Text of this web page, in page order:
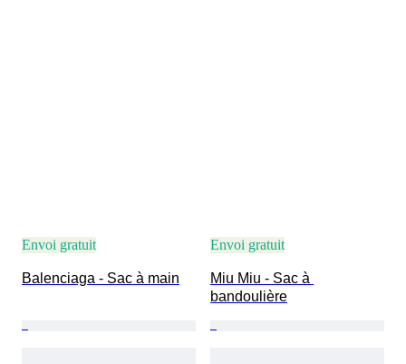
Envoi gratuit
Balenciaga - Sac à main
Envoi gratuit
Miu Miu - Sac à
bandoulière